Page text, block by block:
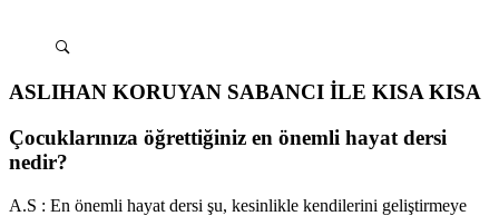
ASLIHAN KORUYAN SABANCI İLE KISA KISA
Çocuklarınıza öğrettiğiniz en önemli hayat dersi
nedir?
A.S : En önemli hayat dersi şu, kesinlikle kendilerini geliştirmeye